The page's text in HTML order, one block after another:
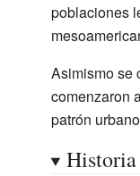
poblaciones
Asimismo se
comenzaron
patrón
Historia